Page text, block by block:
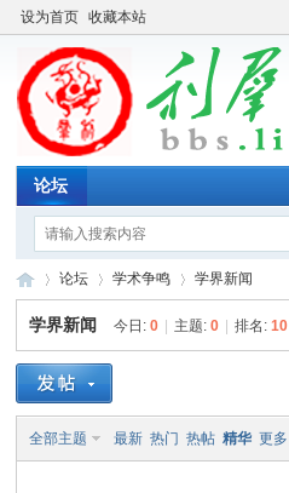
设为首页 收藏本站
论坛
»
论坛
›
学术争鸣 学界新闻
学界新闻 今日:0 主题:0 排名:10
全部主题 最新 热门 热帖 精华 更多